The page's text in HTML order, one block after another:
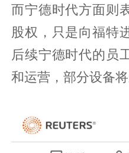
而宁德时代方面则
股权，只是向福特
后续宁德时代的员
和运营，部分设备将